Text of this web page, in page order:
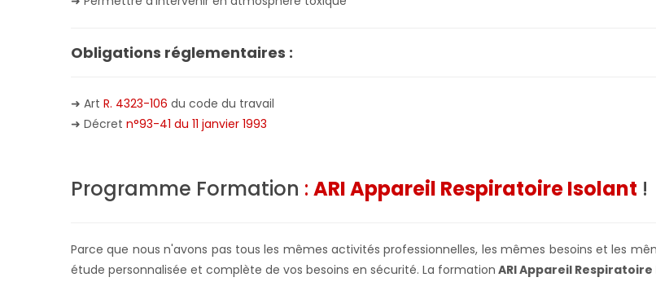
Obligations réglementaires :
➜ Art R. 4323-106 du code du travail
➜ Décret n°93-41 du 11 janvier 1993
Programme Formation : ARI Appareil Respiratoire Isolant !
Parce que nous n'avons pas tous les mêmes activités professionnelles, les mêmes besoins et les
étude personnalisée et complète de vos besoins en sécurité. La formation ARI Appareil